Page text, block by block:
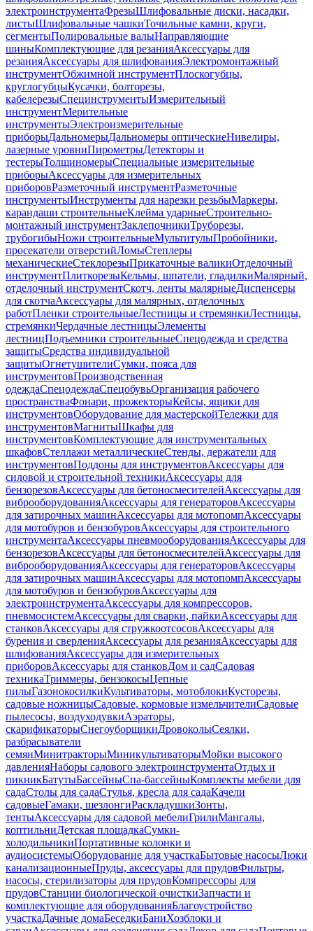
электроинструментаФрезыШлифовальные диски, насадки,
листыШлифовальные чашкиТочильные камни, круги,
сегментыПолировальные валыНаправляющие
шиныКомплектующие для резанияАксессуары для
резанияАксессуары для шлифованияЭлектромонтажный
инструментОбжимной инструментПлоскогубцы,
круглогубцыКусачки, болторезы,
кабелерезыСпецинструментыИзмерительный
инструментМерительные
инструментыЭлектроизмерительные
приборыДальномерыДальномеры оптическиеНивелиры,
лазерные уровниПирометрыДетекторы и
тестерыТолщиномерыСпециальные измерительные
приборыАксессуары для измерительных
приборовРазметочный инструментРазметочные
инструментыИнструменты для нарезки резьбыМаркеры,
карандаши строительныеКлейма ударныеСтроительно-
монтажный инструментЗаклепочникиТруборезы,
трубогибыНожи строительныеМультитулыПробойники,
просекатели отверстийЛомыСтеплеры
механическиеСтеклорезыПрикаточные валикиОтделочный
инструментПлиткорезыКельмы, шпатели, гладилкиМалярный,
отделочный инструментСкотч, ленты малярныеДиспенсеры
для скотчаАксессуары для малярных, отделочных
работПленки строительныеЛестницы и стремянкиЛестницы,
стремянкиЧердачные лестницыЭлементы
лестницПодъемники строительныеСпецодежда и средства
защитыСредства индивидуальной
защитыОгнетушителиСумки, пояса для
инструментовПроизводственная
одеждаСпецодеждаСпецобувьОрганизация рабочего
пространстваФонари, прожекторыКейсы, ящики для
инструментовОборудование для мастерскойТележки для
инструментовМагнитыШкафы для
инструментовКомплектующие для инструментальных
шкафовСтеллажи металлическиеСтенды, держатели для
инструментовПоддоны для инструментовАксессуары для
силовой и строительной техникиАксессуары для
бензорезовАксессуары для бетоносмесителейАксессуары для
виброоборудованияАксессуары для генераторовАксессуары
для затирочных машинАксессуары для мотопомпАксессуары
для мотобуров и бензобуровАксессуары для строительного
инструментаАксессуары пневмооборудованияАксессуары для
бензорезовАксессуары для бетоносмесителейАксессуары для
виброоборудованияАксессуары для генераторовАксессуары
для затирочных машинАксессуары для мотопомпАксессуары
для мотобуров и бензобуровАксессуары для
электроинструментаАксессуары для компрессоров,
пневмосистемАксессуары для сварки, пайкиАксессуары для
станковАксессуары для стружкоотсосовАксессуары для
бурения и сверленияАксессуары для резанияАксессуары для
шлифованияАксессуары для измерительных
приборовАксессуары для станковДом и садСадовая
техникаТриммеры, бензокосыЦепные
пилыГазонокосилкиКультиваторы, мотоблокиКусторезы,
садовые ножницыСадовые, кормовые измельчителиСадовые
пылесосы, воздуходувкиАэраторы,
скарификаторыСнегоуборщикиДровоколыСеялки,
разбрасыватели
семянМинитракторыМиникультиваторыМойки высокого
давленияНаборы садового электроинструментаОтдых и
пикникБатутыБассейныСпа-бассейныКомплекты мебели для
садаСтолы для садаСтулья, кресла для садаКачели
садовыеГамаки, шезлонгиРаскладушкиЗонты,
тентыАксессуары для садовой мебелиГрилиМангалы,
коптильниДетская площадкаСумки-
холодильникиПортативные колонки и
аудиосистемыОборудование для участкаБытовые насосыЛюки
канализационныеПруды, аксессуары для прудовФильтры,
насосы, стерилизаторы для прудовКомпрессоры для
прудовСтанции биологической очисткиЗапчасти и
комплектующие для оборудованияБлагоустройство
участкаДачные домаБеседкиБаниХозблоки и